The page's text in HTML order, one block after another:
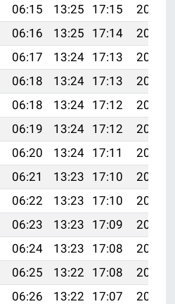
06:15 13:25 17:15
20:25
06:16 13:25 17:14
20:24
06:17 13:24 17:13
20:22
06:18 13:24 17:13
20:21
06:18 13:24 17:12
20:20
06:19 13:24 17:12
20:18
06:20 13:24 17:11
20:17
06:21 13:23 17:10
20:15
06:22 13:23 17:10
20:14
06:23 13:23 17:09
20:13
06:24 13:23 17:08
20:11
06:25 13:22 17:08
20:10
06:26 13:22 17:07
20:08